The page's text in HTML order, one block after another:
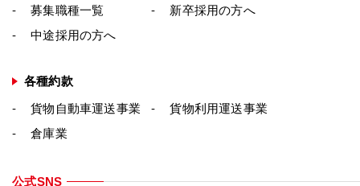
募集職種一覧
新卒採用の方へ
中途採用の方へ
各種約款
貨物自動車運送事業
貨物利用運送事業
倉庫業
公式SNS